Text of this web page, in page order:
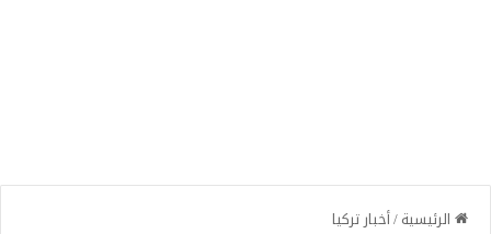
الرئيسية/أخبار تركيا